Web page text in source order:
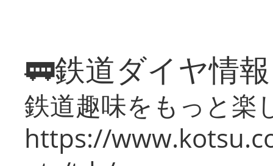
🚃鉄道ダイヤ情
鉄道趣味をもっと楽
https://